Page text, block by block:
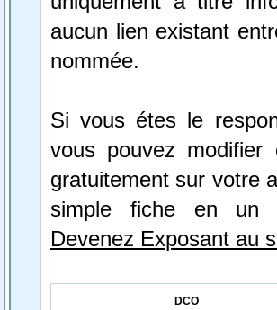
aucun lien existant
nommée.
Si vous étes le
vous pouvez modifier
gratuitement sur votre
simple fiche en un
Devenez Exposant au
DCO